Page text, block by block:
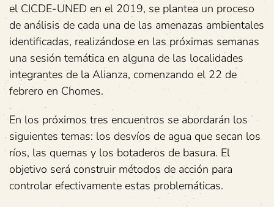
el CICDE-UNED en el 2019, se plantea un proceso
de análisis de cada una de las amenazas ambientales
identificadas, realizándose en las próximas semanas
una sesión temática en alguna de las localidades
integrantes de la Alianza, comenzando el 22 de
febrero en Chomes.
En los próximos tres encuentros se abordarán los
siguientes temas: los desvíos de agua que secan los
ríos, las quemas y los botaderos de basura. El
objetivo será construir métodos de acción para
controlar efectivamente estas problemáticas.